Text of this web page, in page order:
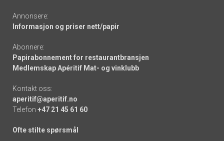
Annonsere:
Informasjon og priser nett/papir
Abonnere:
Papirabonnement for restaurantbransjen
Medlemskap Apéritif Mat- og vinklubb
Kontakt oss:
aperitif@aperitif.no
Telefon +47 21 45 61 60
Ofte stilte spørsmål